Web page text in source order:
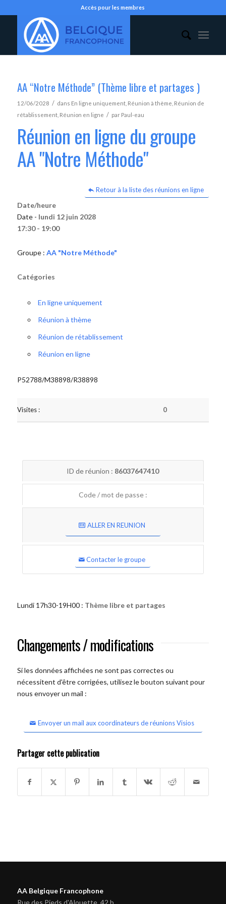
Accès pour les membres
AA “Notre Méthode” (Thème libre et partages )
12/06/2028 / dans En ligne uniquement, Réunion à thème Réunion de
rétablissement, Réunion en ligne / par Paul-eau
Réunion en ligne du groupe
AA "Notre Méthode"
Retour à la liste des réunions en ligne
Date/heure
Date - lundi 12 juin 2028
17:30 - 19:00
Groupe : AA "Notre Méthode"
Catégories
En ligne uniquement
Réunion à thème
Réunion de rétablissement
Réunion en ligne
P52788/M38898/R38898
Visites : 0
ID de réunion : 86037647410
Code / mot de passe :
ALLER EN REUNION
Contacter le groupe
Lundi 17h30-19H00 : Thème libre et partages
Changements / modifications
Si les données affichées ne sont pas correctes ou
nécessitent d'être corrigées, utilisez le bouton suivant pour
nous envoyer un mail :
Envoyer un mail aux coordinateurs de réunions Visios
Partager cette publication
AA Belgique Francophone
Rue des Pieds d'Alouette, 42 b